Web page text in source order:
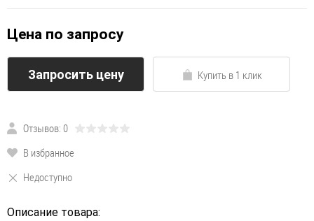
Цена по запросу
Запросить цену Купить в 1 клик
Отзывов: 0
В избранное
Недоступно
Описание товара: